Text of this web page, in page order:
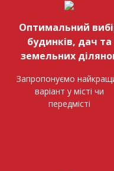
Оптимальний
будинків, дач та
земельних
Запропонуємо
варіант у місті чи
передмісті